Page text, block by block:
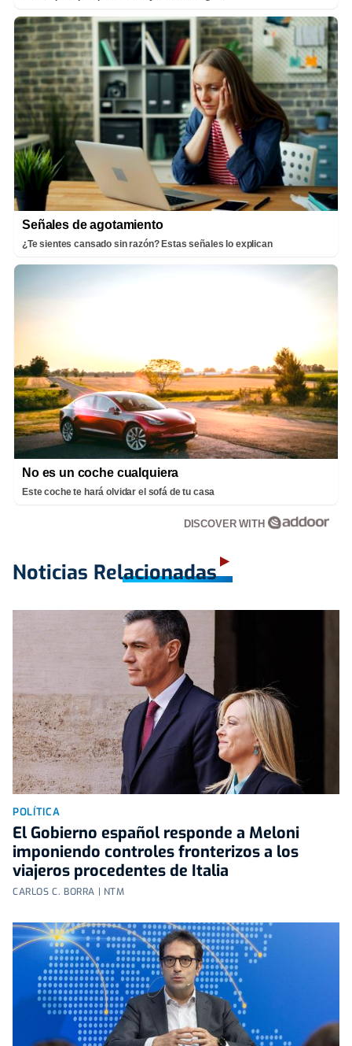
Señales de agotamiento
¿Te sientes cansado sin razón? Estas señales lo explican
No es un coche cualquiera
Este coche te hará olvidar el sofá de tu casa
DISCOVER WITH
Noticias Relacionadas
POLÍTICA
El Gobierno español responde a Meloni
imponiendo controles fronterizos a los
viajeros procedentes de Italia
CARLOS C. BORRA | NTM